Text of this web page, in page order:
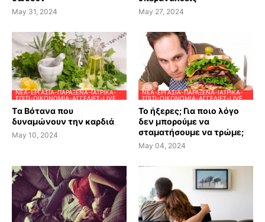
May 31, 2024 May 27, 2024
ΝΈΑ-ΕΡΓΑΣΊΑ-ΠΑΡΆΞΕΝΑ-ΙΑΤΡΙΚΆ-
ΣΠΊΤΙ-ΟΙΚΟΝΟΜΊΑ-ΑΓΓΕΛΊΕΣ-LIVE
Tα Βότανα που
δυναμώνουν την καρδιά
May 10, 2024
ΝΈΑ-ΕΡΓΑΣΊΑ-ΠΑΡΆΞΕΝΑ-ΙΑΤΡΙΚΆ-
ΣΠΊΤΙ-ΟΙΚΟΝΟΜΊΑ-ΑΓΓΕΛΊΕΣ-LIVE
Το ήξερες; Για ποιο λόγο
δεν μπορούμε να
σταματήσουμε να τρώμε;
May 04, 2024